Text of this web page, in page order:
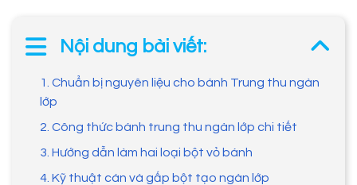
Nội dung bài viết:
1. Chuẩn bị nguyên liệu cho bánh Trung thu ngàn
lớp
2. Công thức bánh trung thu ngàn lớp chi tiết
3. Hướng dẫn làm hai loại bột vỏ bánh
4. Kỹ thuật cán và gấp bột tạo ngàn lớp